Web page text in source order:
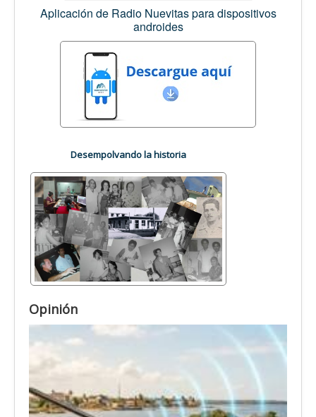
Aplicación de Radio Nuevitas para dispositivos
androides
Desempolvando la historia
Opinión